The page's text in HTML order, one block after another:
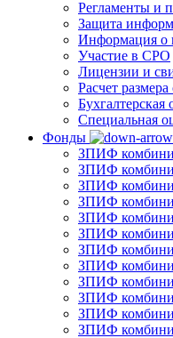
Регламенты и
Защита
Информация о
Участие в СРО
Лицензии и
Расчет
Бухгалтерская
Специальная
Фонды
ЗПИФ
ЗПИФ
ЗПИФ
ЗПИФ
ЗПИФ
ЗПИФ
ЗПИФ
ЗПИФ
ЗПИФ
ЗПИФ
ЗПИФ
ЗПИФ